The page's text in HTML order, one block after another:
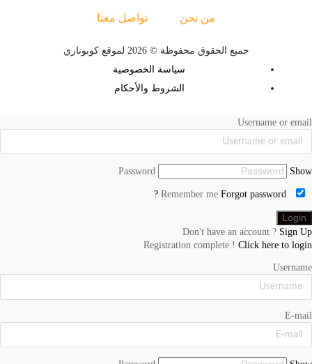
من نحن تواصل معنا
جميع الحقوق محفوظة © 2026 لموقع كوبوناري
سياسة الخصوصية
الشروط والأحكام
Username or email
Password Show
Forgot password ?
Don't have an account ? Sign Up
Registration complete ! Click here to login
Username
E-mail